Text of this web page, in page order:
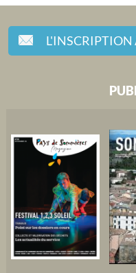
L'INSCRIPTION